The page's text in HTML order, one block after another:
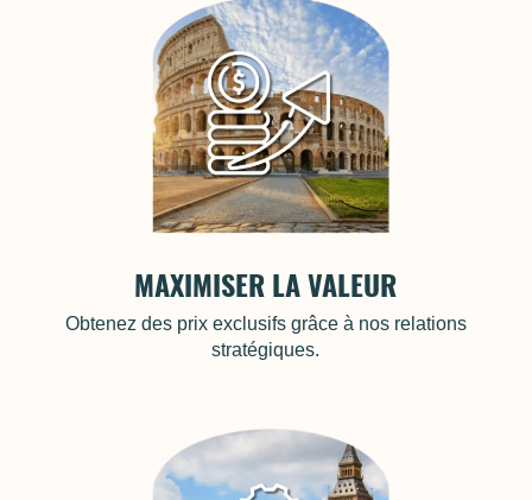
MAXIMISER LA VALEUR
Obtenez des prix exclusifs grâce à nos relations
stratégiques.